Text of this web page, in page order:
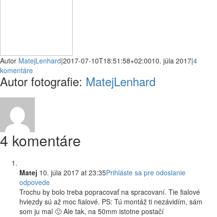
Autor MatejLenhard|2017-07-10T18:51:58+02:0010. júla 2017|4
komentáre
Autor fotografie: MatejLenhard
4 komentáre
Matej 10. júla 2017 at 23:35Prihláste sa pre odoslanie
odpovede
Trochu by bolo treba popracovať na spracovaní. Tie fialové
hviezdy sú až moc fialové. PS: Tú montáž ti nezávidím, sám
som ju mal 🙂 Ale tak, na 50mm istotne postačí